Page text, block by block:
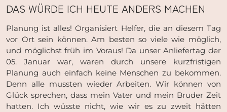
DAS WÜRDE ICH HEUTE ANDERS MACHEN
Planung ist alles! Organisiert Helfer, die an diesem Tag
vor Ort sein können. Am besten so viele wie möglich,
und möglichst früh im Voraus! Da unser Anliefertag der
05. Januar war, waren durch unsere kurzfristigen
Planung auch einfach keine Menschen zu bekommen.
Denn alle mussten wieder Arbeiten. Wir können von
Glück sprechen, dass mein Vater und mein Bruder Zeit
hatten. Ich wüsste nicht, wie wir es zu zweit hätten